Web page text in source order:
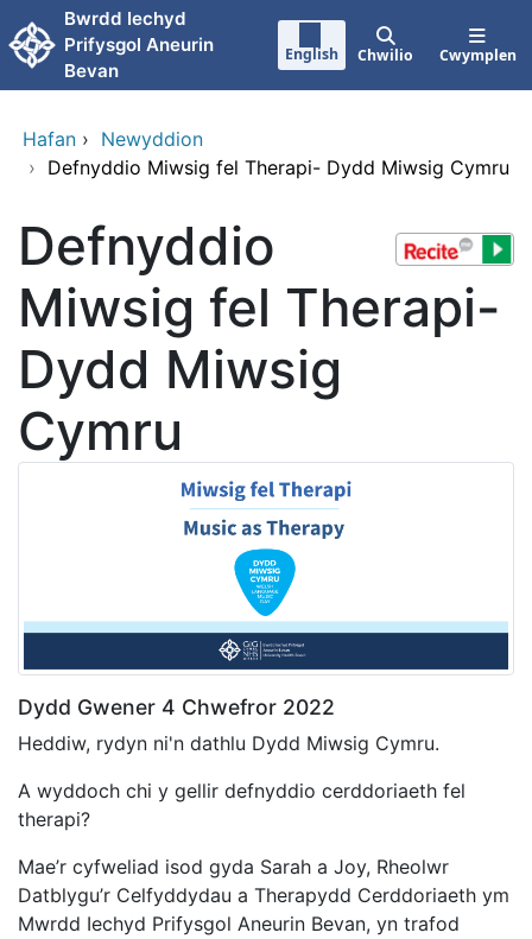
Neidio i'r prif gynnwy
Bwrdd Iechyd
Prifysgol Aneurin
Bevan
English Chwilio Cwymplen
Hafan › Newyddion
› Defnyddio Miwsig fel Therapi- Dydd Miwsig Cymru
Defnyddio
Miwsig fel Therapi-
Dydd Miwsig
Cymru
Dydd Gwener 4 Chwefror 2022
Heddiw, rydyn ni'n dathlu Dydd Miwsig Cymru.
A wyddoch chi y gellir defnyddio cerddoriaeth fel
therapi?
Mae’r cyfweliad isod gyda Sarah a Joy, Rheolwr
Datblygu’r Celfyddydau a Therapydd Cerddoriaeth ym
Mwrdd Iechyd Prifysgol Aneurin Bevan, yn trafod